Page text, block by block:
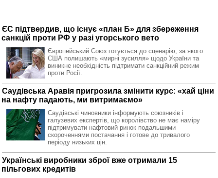
ЄС підтвердив, що існує «план Б» для збереження
санкцій проти РФ у разі угорського вето
Європейський Союз готується до сценарію, за якого
США полишають «мирні зусилля» щодо України та
виникне необхідність підтримати санкційний режим
проти Росії.
Саудівська Аравія пригрозила змінити курс: «хай ціни
на нафту падають, ми витримаємо»
Саудівські чиновники інформують союзників і
галузевих експертів, що королівство не має наміру
підтримувати нафтовий ринок подальшими
скороченнями постачання і готове до тривалого
періоду низьких цін.
Українські виробники зброї вже отримали 15
пільгових кредитів